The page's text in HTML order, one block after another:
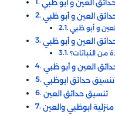
من النباتات؟
تنسيق حدائق ابوظبي​
تنسيق حدائق العين​
ابوظبي والعين